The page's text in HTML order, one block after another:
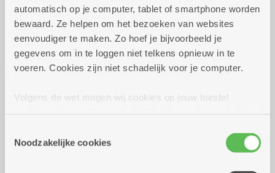
automatisch op je computer, tablet of smartphone worden
bewaard. Ze helpen om het bezoeken van websites
eenvoudiger te maken. Zo hoef je bijvoorbeeld je
gegevens om in te loggen niet telkens opnieuw in te
voeren. Cookies zijn niet schadelijk voor je computer.
Volgens de wet mogen wij cookies op jouw toestel
cookies hebben we jouw toestemming nodig. Sommige
cookies worden geplaatst door derde partijen die een
Noodzakelijke cookies
Kostprijs vervoer is te delen door het aantal
deelnemers.
Plaatsen zijn beperkt!!
Reserveer vervoer
Dienstencentrum De Meere
Dienstencentrum De Veldekens
Frans Beckersstraat 33